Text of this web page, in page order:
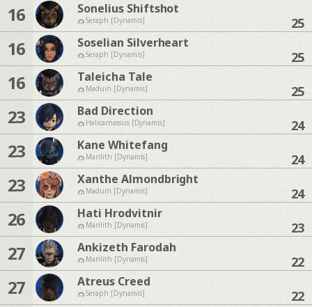
16 Sonelius Shiftshot
Seraph [Dynamis] 25
16 Soselian Silverheart
Seraph [Dynamis] 25
16 Taleicha Tale
Maduin [Dynamis] 25
23 Bad Direction
Halicarnassus [Dynamis] 24
23 Kane Whitefang
Marilith [Dynamis] 24
23 Xanthe Almondbright
Maduin [Dynamis] 24
26 Hati Hrodvitnir
Marilith [Dynamis] 23
27 Ankizeth Farodah
Marilith [Dynamis] 22
27 Atreus Creed
Seraph [Dynamis] 22